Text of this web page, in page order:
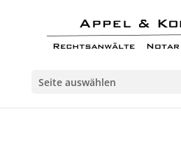
Seite auswählen